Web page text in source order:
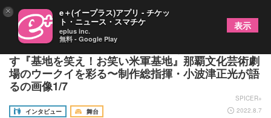
ウチナーンチュが沖縄を笑い、生きる元気を取り戻
す『基地を笑え！お笑い米軍基地』那覇文化芸術劇
場のウークイを彩る〜制作総指揮・小波津正光が語
るの画像1/7
SPICER+
インタビュー
舞台 2022.8.7
× e＋(イープラス)アプリ - チケッ
ト・ニュース・スマチケ
eplus inc.
無料 - Google Play
表示